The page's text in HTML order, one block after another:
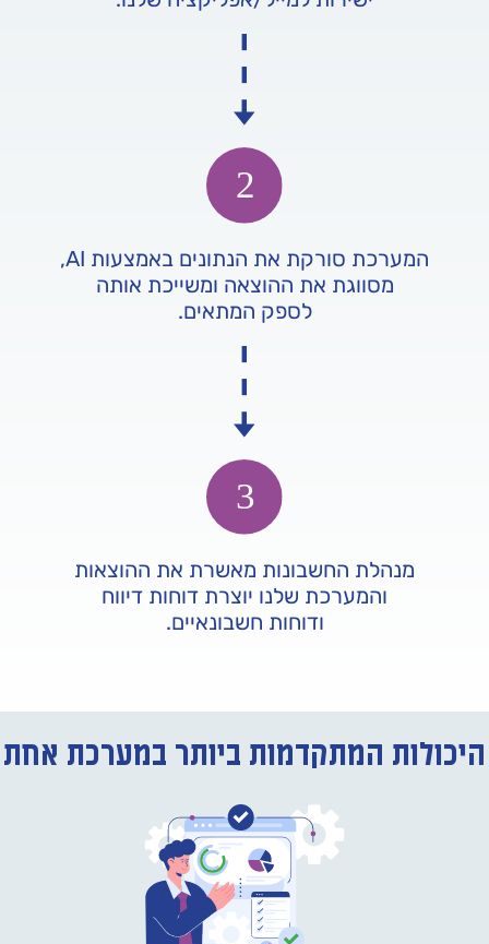
המערכת סורקת את הנתונים באמצעות AI,
מסווגת את ההוצאה ומשייכת אותה
לספק המתאים.
מנהלת החשבונות מאשרת את ההוצאות
והמערכת שלנו יוצרת דוחות דיווח
ודוחות חשבונאיים.
היכולות המתקדמות ביותר במערכת אחת